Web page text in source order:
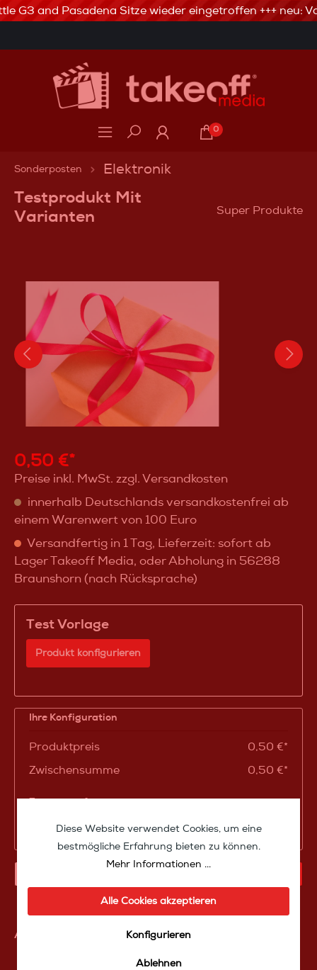
3% Skonto bei Vorkasse via Banküberweisung
G3 and Pasadena Sitze wieder eingetroffen +++ neu:
0
Sonderposten Elektronik
Testprodukt Mit
Varianten
Super Produkte
0,50 €*
Preise inkl. MwSt. zzgl. Versandkosten
innerhalb Deutschlands versandkostenfrei ab
einem Warenwert von 100 Euro
Versandfertig in 1 Tag, Lieferzeit: sofort ab
Lager Takeoff Media, oder Abholung in 56288
Braunshorn (nach Rücksprache)
Test Vorlage
Produkt konfigurieren
Ihre Konfiguration
Produktpreis
0,50 €*
Zwischensumme
0,50 €*
Zusammenfassung
Gesamtpreis 0,50 €*
Artikelnummer: SW10000
Diese Website verwendet Cookies, um eine
bestmögliche Erfahrung bieten zu können.
Mehr Informationen ...
Alle Cookies akzeptieren
Konfigurieren
Ablehnen